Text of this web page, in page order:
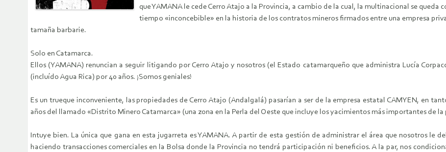
que YAMANA le cede Cerro Atajo a la Provincia, a cambio de la cual, la multinacional se queda
tiempo «inconcebible» en la historia de los contratos mineros firmados entre una empresa
tamaña barbarie.
Solo en Catamarca.
Ellos (YAMANA) renuncian a seguir litigando por Cerro Atajo y nosotros (el Estado catamarqueño que administra Lucía
(incluído Agua Rica) por 40 años. ¡Somos geniales!
Es un trueque inconveniente, las propiedades de Cerro Atajo (Andalgalá) pasarían a ser de la empresa estatal CAMYEN, en
años del llamado «Distrito Minero Catamarca» (una zona en la Perla del Oeste que incluye los yacimientos más importantes de
Intuye bien. La única que gana en esta jugarreta es YAMANA. A partir de esta gestión de administrar el área que nosotros le
haciendo transacciones comerciales en la Bolsa donde la Provincia no tendrá participación ni beneficios. A la par, nos